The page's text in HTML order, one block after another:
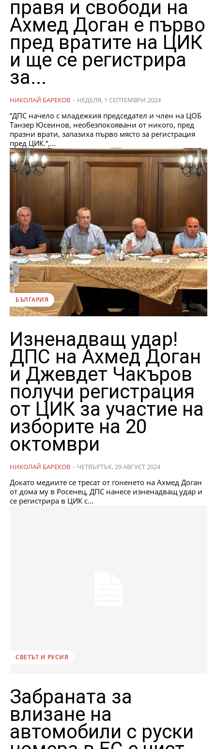
правя и свободи на
Ахмед Доган е първо
пред вратите на ЦИК
и ще се регистрира
за...
НИКОЛАЙ БАРЕКОВ - НЕДЕЛЯ, 1 СЕПТЕМВРИ 2024
“ДПС начело с младежкия председател и член на ЦОБ
Танзер Юсеинов, необезпокоявани от никого, пред
празни врати, запазиха първо място за регистрация
пред ЦИК.“,...
БЪЛГАРИЯ
Изненадващ удар!
ДПС на Ахмед Доган
и Джевдет Чакъров
получи регистрация
от ЦИК за участие на
изборите на 20
октомври
НИКОЛАЙ БАРЕКОВ - ЧЕТВЪРТЪК, 29 АВГУСТ 2024
Докато медиите се тресат от гоненето на Ахмед Доган
от дома му в Росенец, ДПС нанесе изненадващ удар и
се регистрира в ЦИК с...
СВЕТЪТ И РУСИЯ
Забраната за
влизане на
автомобили с руски